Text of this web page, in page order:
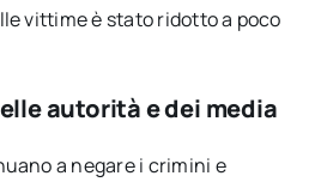
vittime è stato ridotto a poco
autorità e dei media
a negare i crimini e